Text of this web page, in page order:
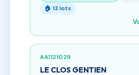
🏠 13 lots
AA1121029
LE CLOS GENTIEN